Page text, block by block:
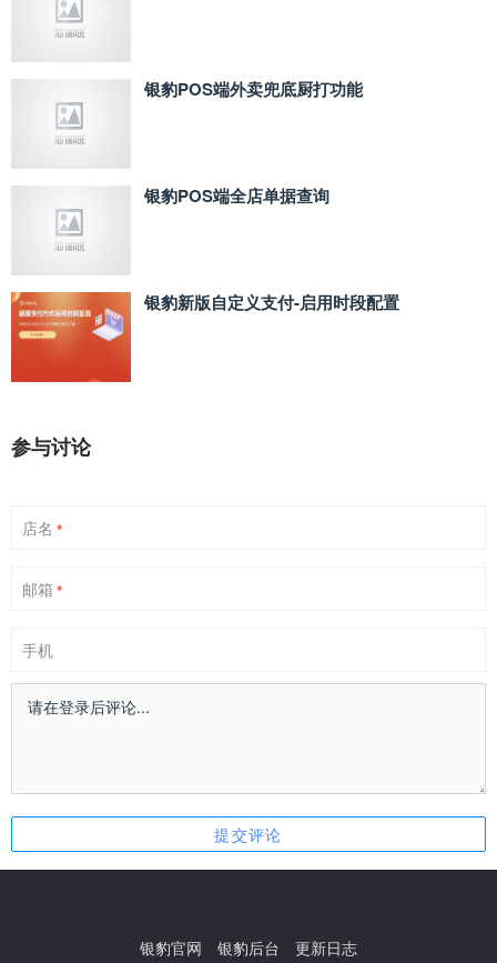
银豹POS端外卖兜底厨打功能
银豹POS端全店单据查询
银豹新版自定义支付‑启用时段配置
参与讨论
店名 *
邮箱 *
手机
银豹官网 银豹后台 更新日志